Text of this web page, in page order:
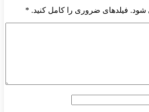
شود. فیلدهای ضروری را کامل کنید. *